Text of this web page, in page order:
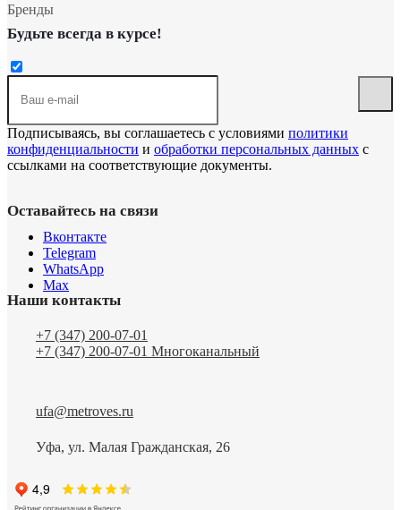
Бренды
Будьте всегда в курсе!
Подписываясь, вы соглашаетесь с условиями политики
конфиденциальности и обработки персональных данных с
ссылками на соответствующие документы.
Оставайтесь на связи
Вконтакте
Telegram
WhatsApp
Max
Наши контакты
+7 (347) 200-07-01
+7 (347) 200-07-01 Многоканальный
ufa@metroves.ru
Уфа, ул. Малая Гражданская, 26